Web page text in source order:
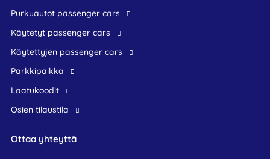
Purkuautot passenger cars
Käytetyt passenger cars
Käytettyjen passenger cars
Parkkipaikka
Laatukoodit
Osien tilaustila
Ottaa yhteyttä